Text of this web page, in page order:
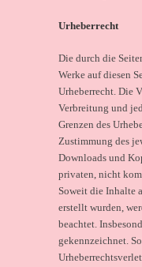
Urheberrecht
Die durch die
Werke auf diesen
Urheberrecht. Die
Verbreitung und
Grenzen des
Zustimmung des
Downloads und
privaten, nicht
Soweit die Inhalte
erstellt wurden,
beachtet.
gekennzeichnet.